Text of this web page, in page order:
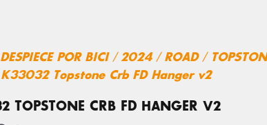
DESPIECE POR BICI/ 2024/ ROAD/
Topstone Crb FD Hanger v2
TOPSTONE CRB FD HANGER V2